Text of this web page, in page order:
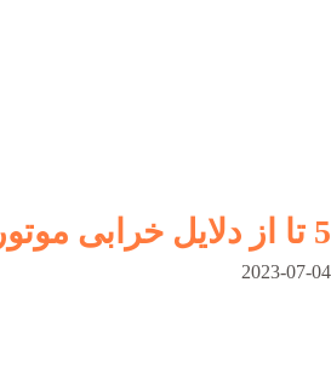
5 تا از دلایل خرابی موتور الکتریکی
2023-07-04